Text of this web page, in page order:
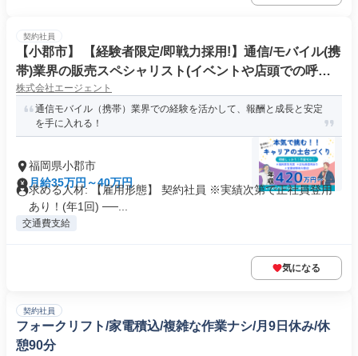
契約社員
【小郡市】 【経験者限定/即戦力採用!】通信/モバイル(携
帯)業界の販売スペシャリスト(イベントや店頭での呼び
込み案内)(FDS/PJ)
株式会社エージェント
通信モバイル（携帯）業界での経験を活かして、報酬と成長と安定
を手に入れる！
福岡県小郡市
月給35万円～40万円
求める人材: 【雇用形態】 契約社員 ※実績次第で正社員登用
あり！(年1回) ──...
交通費支給
気になる
契約社員
フォークリフト/家電積込/複雑な作業ナシ/月9日休み/休
憩90分